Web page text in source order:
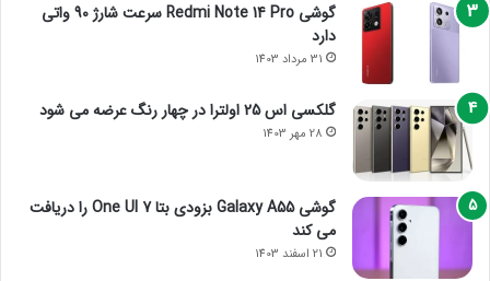
گوشی Redmi Note 14 Pro سرعت شارژ 90 واتی
دارد
31 مرداد 1403
گلکسی اس 25 اولترا در چهار رنگ عرضه می شود
28 مهر 1403
گوشی Galaxy A55 بزودی بتا One UI 7 را دریافت
می کند
21 اسفند 1403